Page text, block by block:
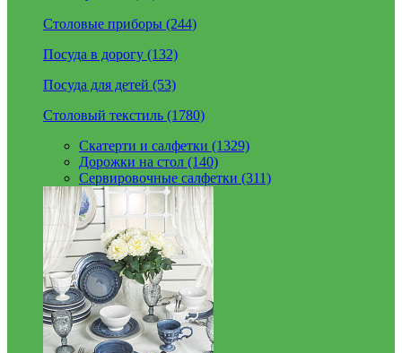
Столовые приборы (244)
Посуда в дорогу (132)
Посуда для детей (53)
Столовый текстиль (1780)
Скатерти и салфетки (1329)
Дорожки на стол (140)
Сервировочные салфетки (311)